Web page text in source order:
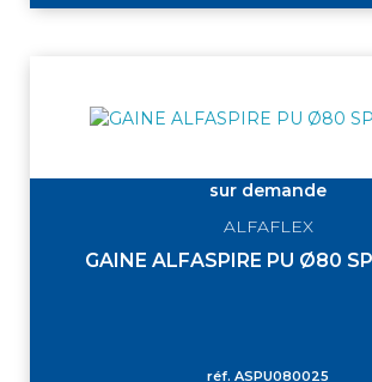
produits
sur demande
ALFAFLEX
GAINE ALFASPIRE PU Ø80
réf. ASPU080025